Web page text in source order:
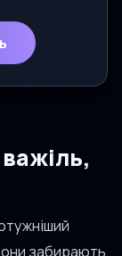
забирають